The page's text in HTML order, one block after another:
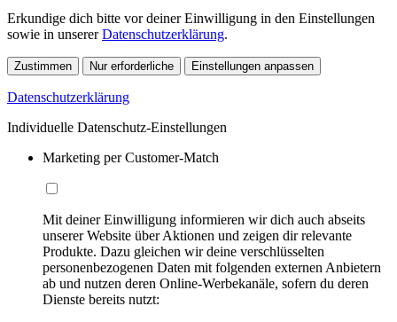
Erkundige dich bitte vor deiner Einwilligung in den Einstellungen
sowie in unsererDatenschutzerklärung.
Zustimmen Nur erforderliche Einstellungen anpassen
Datenschutzerklärung
Individuelle Datenschutz-Einstellungen
Marketing per Customer-Match
Mit deiner Einwilligung informieren wir dich auch abseits
unserer Website über Aktionen und zeigen dir relevante
Produkte. Dazu gleichen wir deine verschlüsselten
personenbezogenen Daten mit folgenden externen Anbietern
ab und nutzen deren Online-Werbekanäle, sofern du deren
Dienste bereits nutzt: